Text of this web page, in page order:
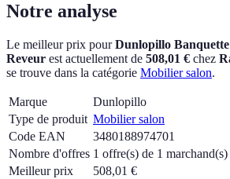
Notre analyse
Le meilleur prix pourDunlopillo
Reveur est actuellement de 508,01 € chez
se trouve dans la catégorie Mobilier salon.
Marque
Dunlopillo
Type de produit Mobilier salon
Code EAN
3480188974701
Nombre d'offres 1 offre(s) de 1 marchand(s)
Meilleur prix
508,01 €